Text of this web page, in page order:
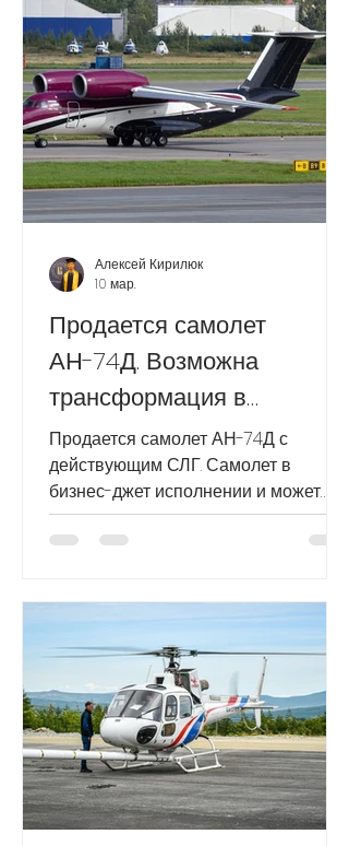
Продается самолет
АН-74Д. Возможна
трансформация в
грузовой.
Продается самолет АН-74Д с
действующим СЛГ. Самолет в
бизнес-джет исполнении и может
быть трансформирован в грузовой.
Самолет находится в Российской
производства: 1997 Количество
4 000 км Крейсерская скорость: 600
км/ч Налет: 4 963 ч. Посадки/циклы: 3
304 Цена: 7 млн. USD Грузовая рампа
в рабочем состоянии. Ресурсная
справка и коммерческое
предложение высылаются по
запросу. #Грузовой_самолет_купить
#АН72 #
Алексей Кирилюк
10 мар.